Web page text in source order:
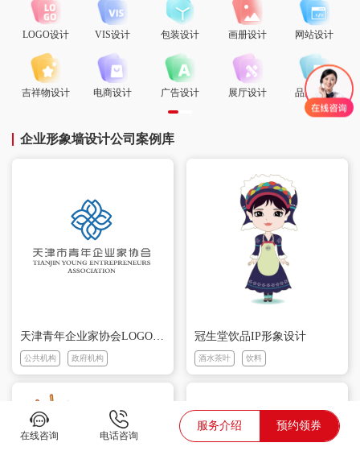
LOGO设计 VIS设计 包装设计 画册设计 网站设计
吉祥物设计 电商设计 广告设计 展厅设计 品牌策划
企业形象墙设计公司案例库
公共机构 政府机构
冠生堂饮品IP形象设计
酒水茶叶 饮料
在线咨询 电话咨询
服务介绍 预约领券